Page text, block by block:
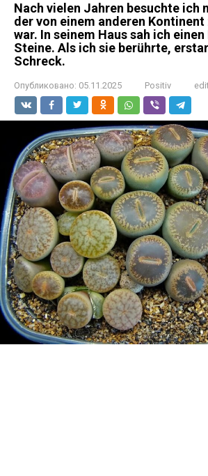
Nach vielen Jahren besuchte ich
der von einem anderen
war. In seinem Haus sah ich
Steine. Als ich sie berührte,
Schreck.
Опубликовано: 05.11.2025 Positiv